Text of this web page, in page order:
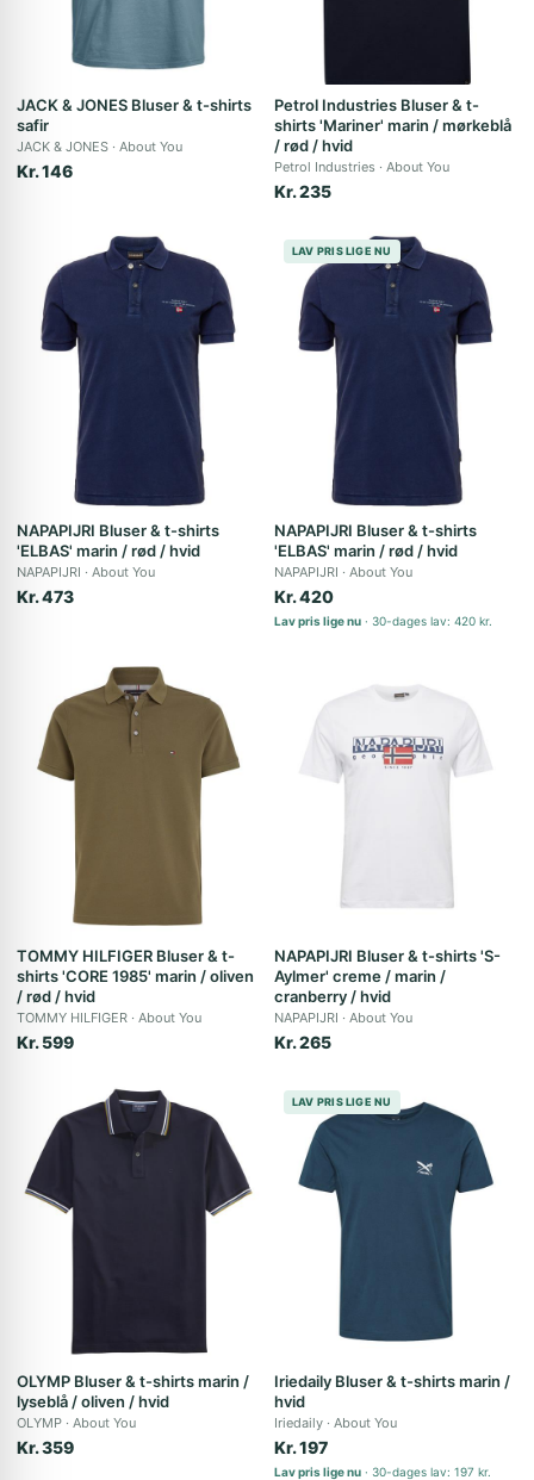
JACK & JONES Bluser & t-shirts
safir
JACK & JONES About You
Kr. 146
Petrol Industries Bluser & t-
shirts 'Mariner' marin / mørkeblå
/ rød / hvid
Petrol Industries About You
Kr. 235
NAPAPIJRI Bluser & t-shirts
'ELBAS' marin / rød / hvid
NAPAPIJRI About You
Kr. 473
LAV PRIS LIGE NU
NAPAPIJRI Bluser & t-shirts
'ELBAS' marin / rød / hvid
NAPAPIJRI About You
Kr. 420
Lav pris lige nu 30-dages lav: 420 kr.
TOMMY HILFIGER Bluser & t-
shirts 'CORE 1985' marin / oliven
/ rød / hvid
TOMMY HILFIGER About You
Kr. 599
NAPAPIJRI Bluser & t-shirts 'S-
Aylmer' creme / marin /
cranberry / hvid
NAPAPIJRI About You
Kr. 265
OLYMP Bluser & t-shirts marin /
lyseblå / oliven / hvid
OLYMP About You
Kr. 359
LAV PRIS LIGE NU
Iriedaily Bluser & t-shirts marin /
hvid
Iriedaily About You
Kr. 197
Lav pris lige nu 30-dages lav: 197 kr.